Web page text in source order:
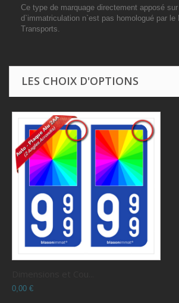
Ce type de marquage directement apposé
d`immatriculation n`est pas homologué par le
Transports.
LES CHOIX D'OPTIONS
0,00 €